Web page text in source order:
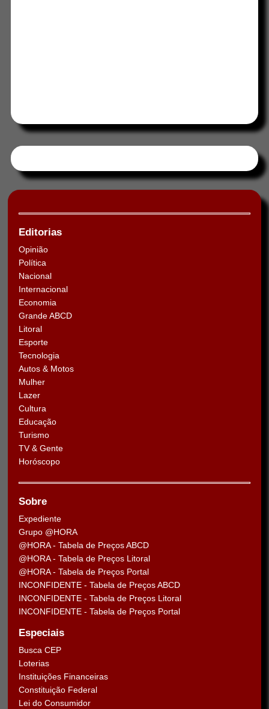
Editorias
Opinião
Política
Nacional
Internacional
Economia
Grande ABCD
Litoral
Esporte
Tecnologia
Autos & Motos
Mulher
Lazer
Cultura
Educação
Turismo
TV & Gente
Horóscopo
Sobre
Expediente
Grupo @HORA
@HORA - Tabela de Preços ABCD
@HORA - Tabela de Preços Litoral
@HORA - Tabela de Preços Portal
INCONFIDENTE - Tabela de Preços ABCD
INCONFIDENTE - Tabela de Preços Litoral
INCONFIDENTE - Tabela de Preços Portal
Especiais
Busca CEP
Loterias
Instituições Financeiras
Constituição Federal
Lei do Consumidor